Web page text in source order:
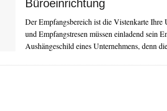
Büroeinrichtung
Der Empfangsbereich ist die Vistenkarte Ihre
und Empfangstresen müssen einladend sein
Aushängeschild eines Unternehmens, denn